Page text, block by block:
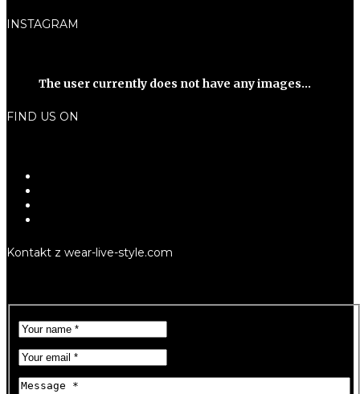
INSTAGRAM
The user currently does not have any images...
FIND US ON
Kontakt z wear-live-style.com